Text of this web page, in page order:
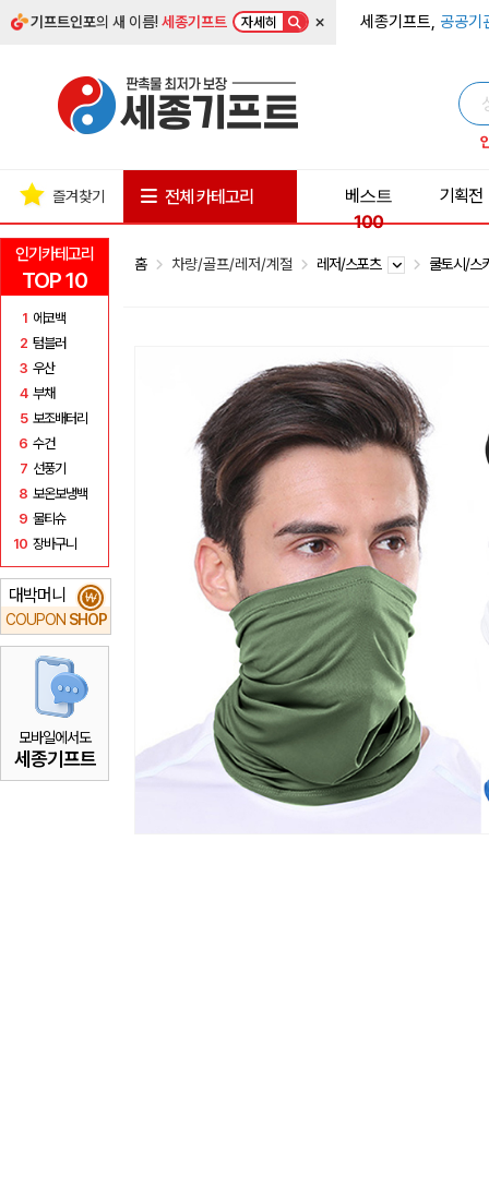
기프트인포의 새 이름!세종기프트 자세히 × 세종기프트, 공공기
인기카테고리
TOP 10
1 에코백
2 텀블러
3 우산
4 부채
5 보조배터리
6 수건
7 선풍기
8 보온보냉백
9 물티슈
10 장바구니
대박머니
COUPON SHOP
₩
모바일에서도
세종기프트
즐겨찾기 전체 카테고리
베스트
100
기획전
홈 차량/골프/레저/계절 레저/스포츠 쿨토시/스